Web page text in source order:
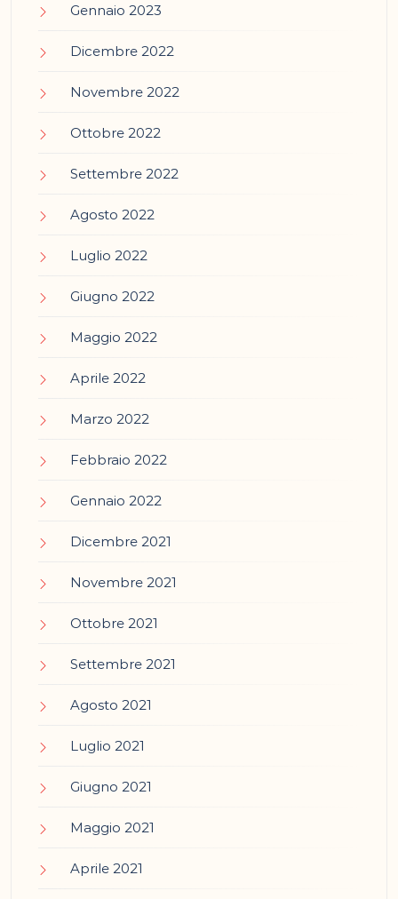
Gennaio 2023
Dicembre 2022
Novembre 2022
Ottobre 2022
Settembre 2022
Agosto 2022
Luglio 2022
Giugno 2022
Maggio 2022
Aprile 2022
Marzo 2022
Febbraio 2022
Gennaio 2022
Dicembre 2021
Novembre 2021
Ottobre 2021
Settembre 2021
Agosto 2021
Luglio 2021
Giugno 2021
Maggio 2021
Aprile 2021